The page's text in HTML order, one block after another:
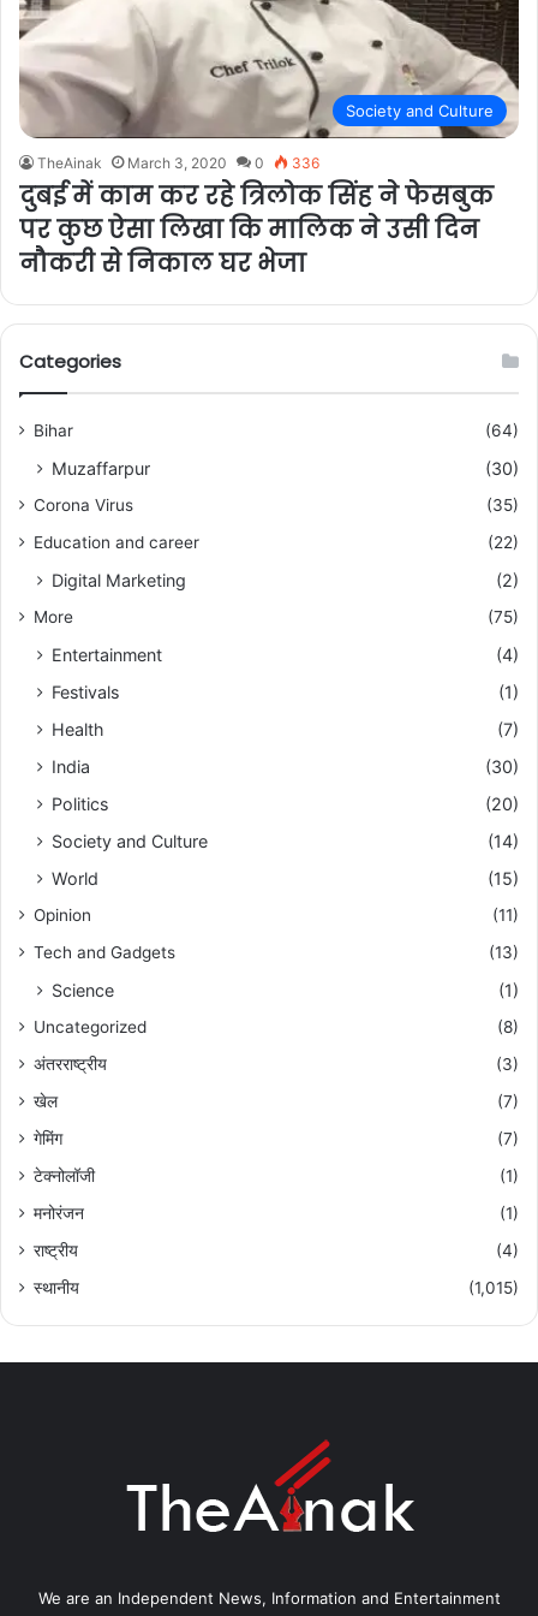
Society and Culture
TheAinak March 3, 2020 0 336
दुबई में काम कर रहे त्रिलोक सिंह ने फेसबुक
पर कुछ ऐसा लिखा कि मालिक ने उसी दिन
नौकरी से निकाल घर भेजा
Categories
Bihar (64)
Muzaffarpur (30)
Corona Virus
(35)
Education and career
(22)
Digital Marketing (2)
More (75)
Entertainment
(4)
Festivals
(1)
Health
(7)
India
(30)
Politics
(20)
Society and Culture
(14)
World
(15)
Opinion
(11)
Tech and Gadgets
(13)
Science (1)
Uncategorized
(8)
अंतरराष्ट्रीय
(3)
खेल
(7)
गेमिंग
(7)
टेक्नोलॉजी
(1)
मनोरंजन
(1)
राष्ट्रीय
(4)
स्थानीय
(1,015)
We are an Independent News, Information and Entertainment